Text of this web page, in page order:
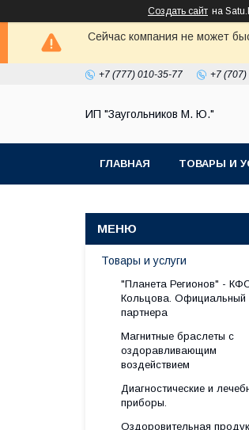
Создать сайт на
Сейчас компания не может
+7 (777) 010-35-77 +7
ИП "Заугольников М. Ю."
ГЛАВНАЯ ТОВАРЫ И
Товары и услуги
"Планета Регионов" -
Кольцова. Официальный
партнера
Магнитные браслеты с
оздоравливающим
воздействием
Диагностические и
приборы.
Оздоровительная